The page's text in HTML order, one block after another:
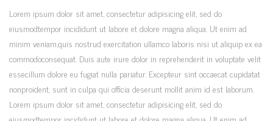
Lorem ipsum dolor sit amet, consectetur adipisicing elit, sed do
eiusmodtempor incididunt ut labore et dolore magna aliqua. Ut enim ad
minim veniam,quis nostrud exercitation ullamco laboris nisi ut aliquip ex ea
commodoconsequat. Duis aute irure dolor in reprehenderit in voluptate velit
essecillum dolore eu fugiat nulla pariatur. Excepteur sint occaecat cupidatat
nonproident, sunt in culpa qui officia deserunt mollit anim id est laborum.
Lorem ipsum dolor sit amet, consectetur adipisicing elit, sed do